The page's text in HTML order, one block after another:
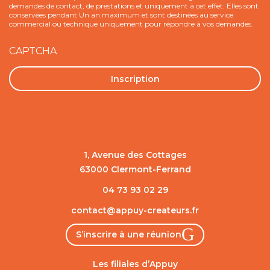
demandes de contact, de prestations et uniquement à cet effet. Elles sont
conservées pendant Un an maximum et sont destinées au service
commercial ou technique uniquement pour répondre à vos demandes.
CAPTCHA
1, Avenue des Cottages
63000 Clermont-Ferrand
04 73 93 02 29
contact@appuy-createurs.fr
S’inscrire à une réunion
Les filiales d’Appuy